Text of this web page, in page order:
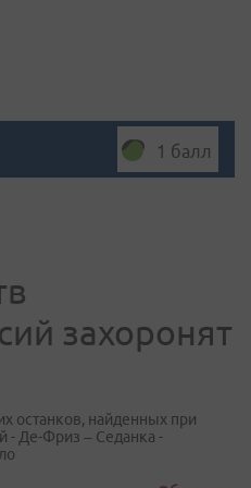
1 балл
захоронят
останков, найденных при
- Де-Фриз – Седанка -